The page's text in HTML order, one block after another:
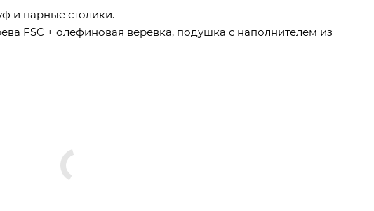
и парные столики.
FSC + олефиновая веревка, подушка с наполнителем из